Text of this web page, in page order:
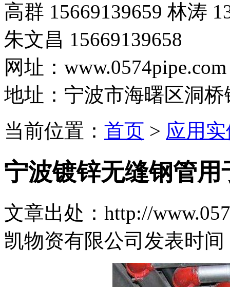
高群 15669139659 林涛
朱文昌 15669139658
网址：www.0574pipe.com
地址：宁波市海曙区洞
当前位置： 首页 > 应用
宁波镀锌无缝钢管用
文章出处：http://
凯物资有限公司 发表时间